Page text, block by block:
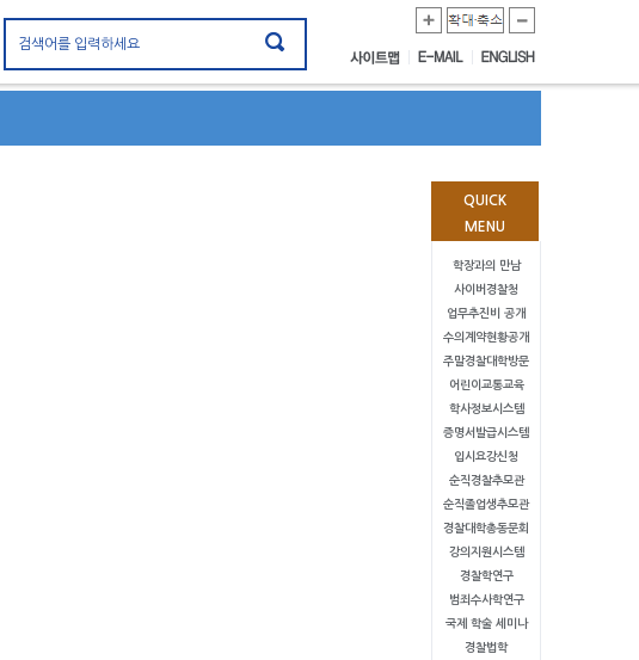
QUICK
MENU
학장과의 만남
사이버경찰청
업무추진비 공개
수의계약현황공개
주말경찰대학방문
어린이교통교육
학사정보시스템
증명서발급시스템
입시요강신청
순직경찰추모관
순직졸업생추모관
경찰대학총동문회
강의지원시스템
경찰학연구
범죄수사학연구
국제 학술 세미나
경찰법학